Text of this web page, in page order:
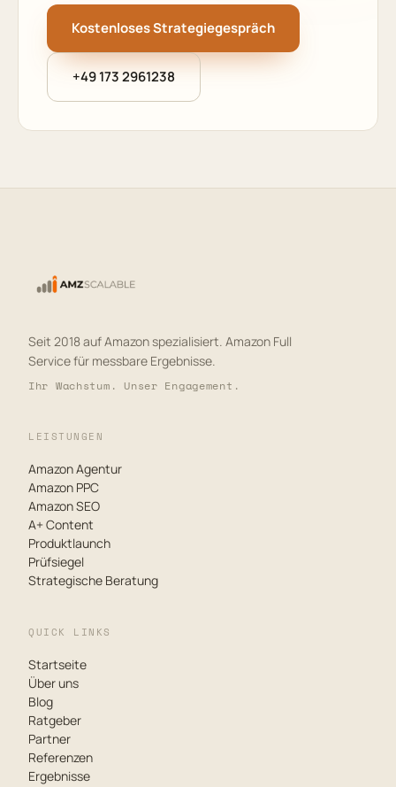
Kostenloses Strategiegespräch
+49 173 2961238
Seit 2018 auf Amazon spezialisiert. Amazon Full
Service für messbare Ergebnisse.
Ihr Wachstum. Unser Engagement.
LEISTUNGEN
Amazon Agentur
Amazon PPC
Amazon SEO
A+ Content
Produktlaunch
Prüfsiegel
Strategische Beratung
QUICK LINKS
Startseite
Über uns
Blog
Ratgeber
Partner
Referenzen
Ergebnisse